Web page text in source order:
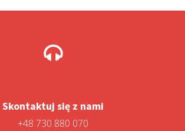
Skontaktuj się z nami
+48 730 880 070